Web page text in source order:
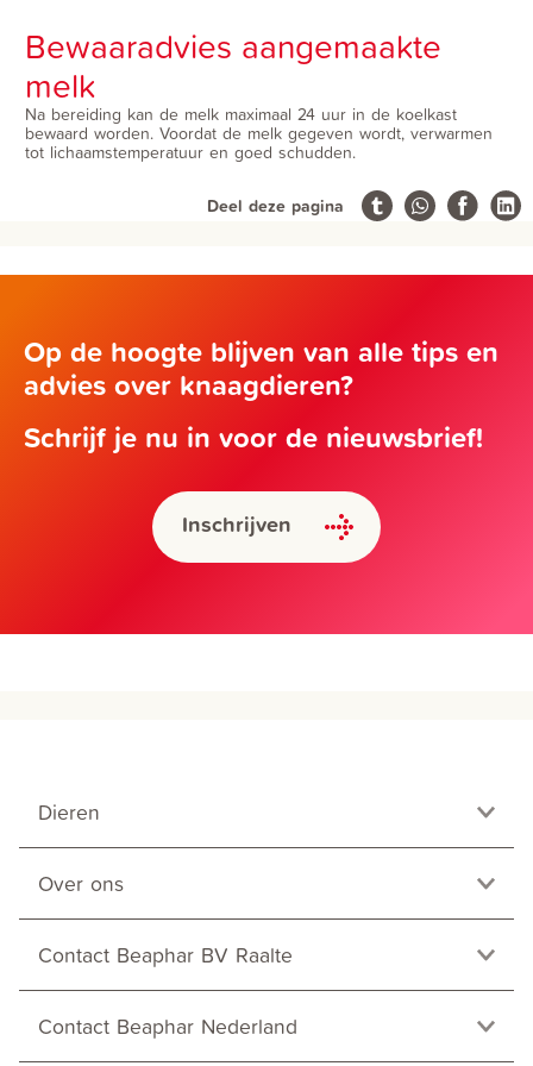
Bewaaradvies aangemaakte
melk
Na bereiding kan de melk maximaal 24 uur in de koelkast
bewaard worden. Voordat de melk gegeven wordt, verwarmen
tot lichaamstemperatuur en goed schudden.
Deel deze pagina
Op de hoogte blijven van alle tips en
advies over knaagdieren?
Schrijf je nu in voor de nieuwsbrief!
Inschrijven
Dieren
Over ons
Contact Beaphar BV Raalte
Contact Beaphar Nederland